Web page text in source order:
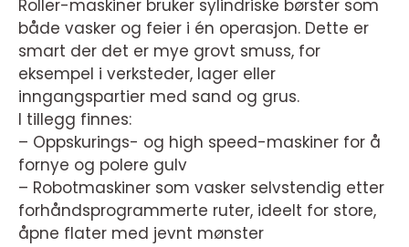
Roller-maskiner bruker sylindriske børster som
både vasker og feier i én operasjon. Dette er
smart der det er mye grovt smuss, for
eksempel i verksteder, lager eller
inngangspartier med sand og grus.
I tillegg finnes:
– Oppskurings- og high speed-maskiner for å
fornye og polere gulv
– Robotmaskiner som vasker selvstendig etter
forhåndsprogrammerte ruter, ideelt for store,
åpne flater med jevnt mønster